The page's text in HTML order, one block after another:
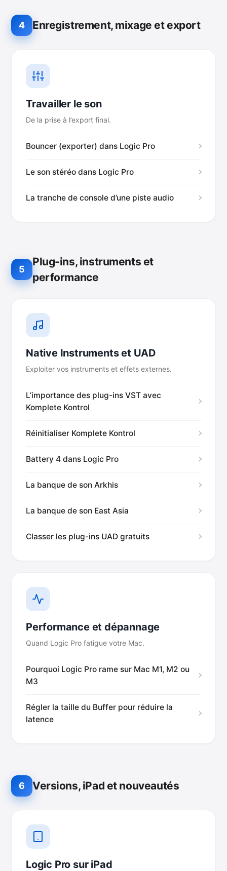
4 Enregistrement, mixage et export
Travailler le son
De la prise à l’export final.
Bouncer (exporter) dans Logic Pro
Le son stéréo dans Logic Pro
La tranche de console d’une piste audio
5
Plug-ins, instruments et
performance
Native Instruments et UAD
Exploiter vos instruments et effets externes.
L’importance des plug-ins VST avec
Komplete Kontrol
Réinitialiser Komplete Kontrol
Battery 4 dans Logic Pro
La banque de son Arkhis
La banque de son East Asia
Classer les plug-ins UAD gratuits
Performance et dépannage
Quand Logic Pro fatigue votre Mac.
Pourquoi Logic Pro rame sur Mac M1, M2 ou
M3
Régler la taille du Buffer pour réduire la
latence
6 Versions, iPad et nouveautés
Logic Pro sur iPad